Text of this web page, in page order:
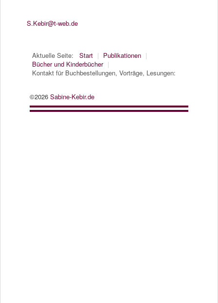
Videos
S.Kebir@t-web.de
Aktuelle Seite: Start | Publikationen |
Bücher und Kinderbücher |
Kontakt für Buchbestellungen, Vorträge, Lesungen:
©2026 Sabine-Kebir.de